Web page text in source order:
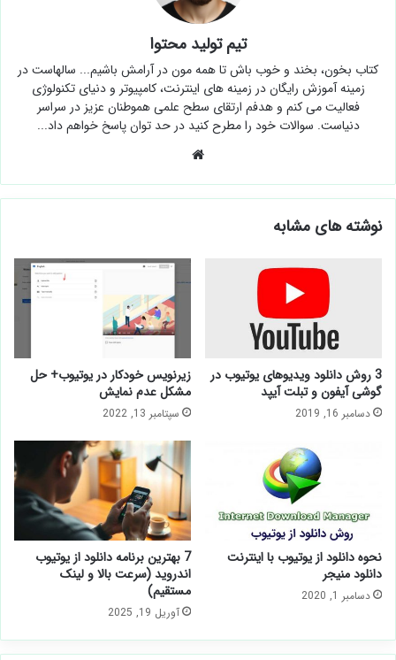
تیم تولید محتوا
کتاب بخون، بخند و خوب باش تا همه مون در آرامش باشیم... سالهاست در
زمینه آموزش رایگان در زمینه های اینترنت، کامپیوتر و دنیای تکنولوژی
فعالیت می کنم و هدفم ارتقای سطح علمی هموطنان عزیز در سراسر
دنیاست. سوالات خود را مطرح کنید در حد توان پاسخ خواهم داد...
نوشته های مشابه
3 روش دانلود ویدیوهای یوتیوب در
گوشی آیفون و تبلت آیپد
دسامبر 16, 2019
زیرنویس خودکار در یوتیوب+ حل
مشکل عدم نمایش
سپتامبر 13, 2022
نحوه دانلود از یوتیوب با اینترنت
دانلود منیجر
دسامبر 1, 2020
7 بهترین برنامه دانلود از یوتیوب
اندروید (سرعت بالا و لینک
مستقیم)
آوریل 19, 2025